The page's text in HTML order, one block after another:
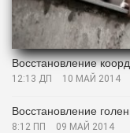
Восстановление
12:13 ДП 10 МАЙ 2014
Восстановление
8:12 ПП 09 МАЙ 2014